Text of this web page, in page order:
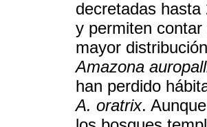
decretadas
y permiten
mayor
Amazona
han perdido
A. oratrix.